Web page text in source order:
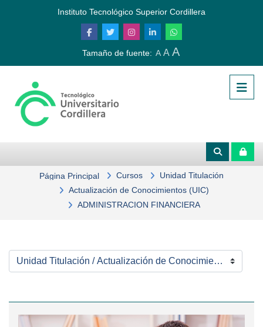
Saltar al contenido principal
Instituto Tecnológico Superior Cordillera
Tamaño de fuente: A A A
Página Principal Cursos
Unidad Titulación
Actualización de Conocimientos (UIC)
ADMINISTRACIÓN FINANCIERA